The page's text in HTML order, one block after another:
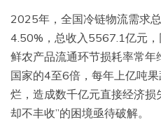
2025年，全国冷链物流需求
4.50%，总收入5567.1亿元
鲜农产品流通环节损耗率常
国家的4至6倍，每年上亿吨
烂，造成数千亿元直接经济损
却不丰收”的困境亟待破解。